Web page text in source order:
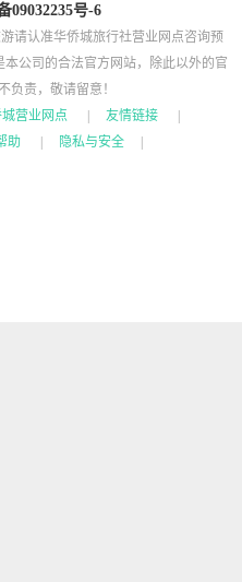
09032235号-6
请认准华侨城旅行社营业网点咨询预
公司的合法官方网站，除此以外的官
负责，敬请留意！
营业网点 |友情链接
助 隐私与安全